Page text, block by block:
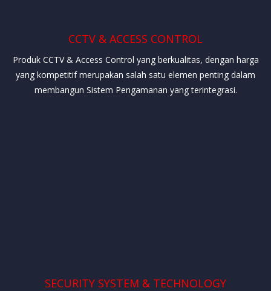
CCTV & ACCESS CONTROL
Produk CCTV & Access Control yang berkualitas, dengan harga
yang kompetitif merupakan salah satu elemen penting dalam
membangun Sistem Pengamanan yang terintegrasi.
SECURITY SYSTEM & TECHNOLOGY